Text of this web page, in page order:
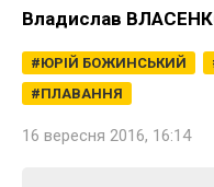
Владислав
ЮРІЙ БОЖИНСЬКИЙ
ПЛАВАННЯ
16 вересня 2016, 16:14